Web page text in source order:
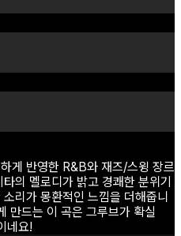
게 반영한 R&B와 재즈/스윙 장르
타의 멜로디가 밝고 경쾌한 분위기
소리가 몽환적인 느낌을 더해줍니
만드는 이 곡은 그루브가 확실
네요!